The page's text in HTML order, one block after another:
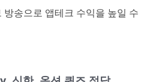
송으로 앱테크 수익을 높일 수